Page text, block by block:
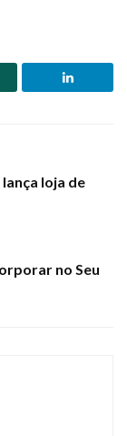
lança loja de
no Seu